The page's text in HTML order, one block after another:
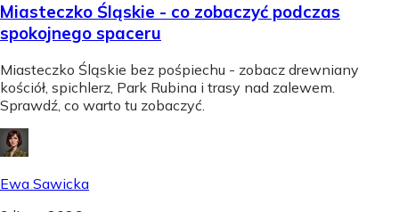
Miasteczko Śląskie - co zobaczyć podczas
spokojnego spaceru
Miasteczko Śląskie bez pośpiechu - zobacz drewniany
kościół, spichlerz, Park Rubina i trasy nad zalewem.
Sprawdź, co warto tu zobaczyć.
Ewa Sawicka